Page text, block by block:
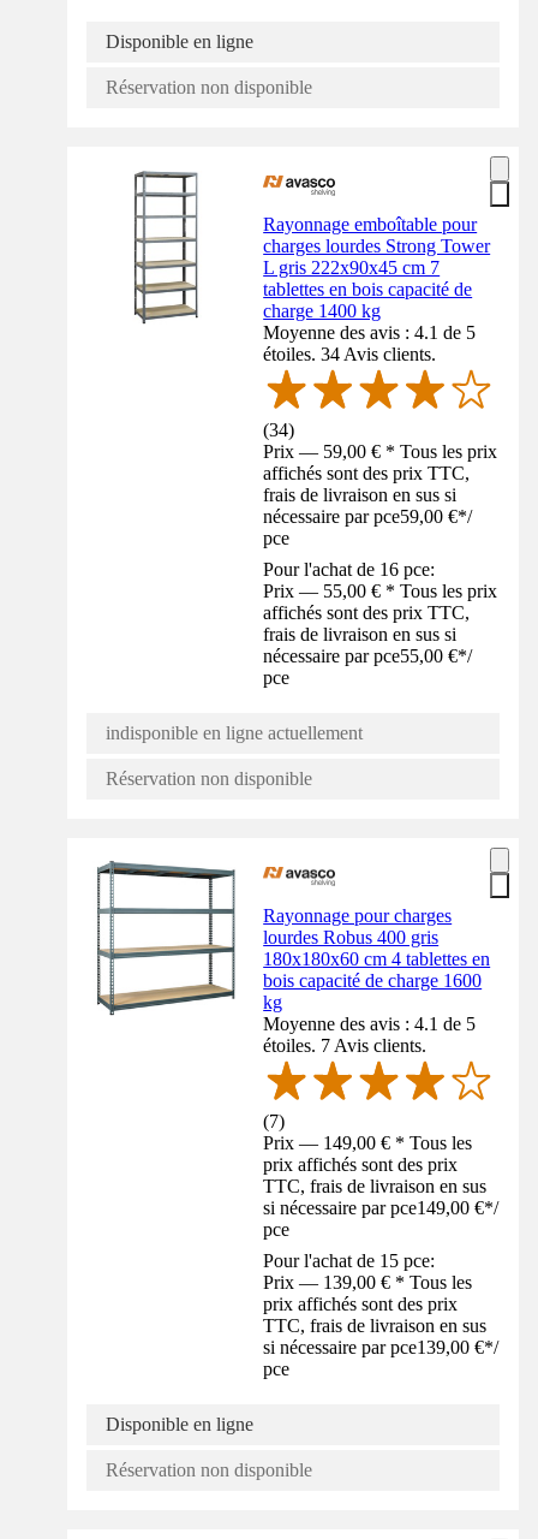
Disponible en ligne
Réservation non disponible
Rayonnage emboîtable pour
charges lourdes Strong Tower
L gris 222x90x45 cm 7
tablettes en bois capacité de
charge 1400 kg
Moyenne des avis : 4.1 de 5
étoiles. 34 Avis clients.
(34)
Prix — 59,00 € * Tous les prix
affichés sont des prix TTC,
frais de livraison en sus si
nécessaire par pce59,00 €*/
pce
Pour l'achat de 16 pce:
Prix — 55,00 € * Tous les prix
affichés sont des prix TTC,
frais de livraison en sus si
nécessaire par pce55,00 €*/
pce
indisponible en ligne actuellement
Réservation non disponible
Rayonnage pour charges
lourdes Robus 400 gris
180x180x60 cm 4 tablettes en
bois capacité de charge 1600
kg
Moyenne des avis : 4.1 de 5
étoiles. 7 Avis clients.
(7)
Prix — 149,00 € * Tous les
prix affichés sont des prix
TTC, frais de livraison en sus
si nécessaire par pce149,00 €*/
pce
Pour l'achat de 15 pce:
Prix — 139,00 € * Tous les
prix affichés sont des prix
TTC, frais de livraison en sus
si nécessaire par pce139,00 €*/
pce
Disponible en ligne
Réservation non disponible